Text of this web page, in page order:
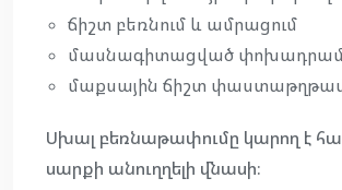
ճիշտ բեռնում և ամրացում
մասնագիտացված
մաքսային ճիշտ
Սխալ բեռնաթափումը կարող է
սարքի անուղղելի վնասի։